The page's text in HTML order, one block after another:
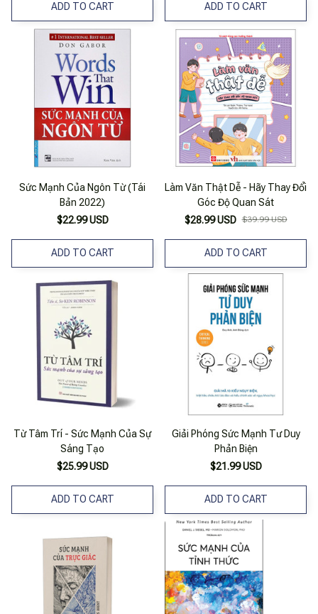
ADD TO CART ADD TO CART
Sức Mạnh Của Ngôn Từ (Tái
Bản 2022)
$22.99 USD
ADD TO CART
Làm Văn Thật Dễ - Hãy Thay Đổi
Góc Độ Quan Sát
$28.99 USD $39.99 USD
ADD TO CART
Từ Tâm Trí - Sức Mạnh Của Sự
Sáng Tạo
$25.99 USD
ADD TO CART
Giải Phóng Sức Mạnh Tư Duy
Phản Biện
$21.99 USD
ADD TO CART